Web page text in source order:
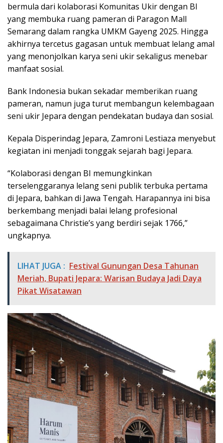
bermula dari kolaborasi Komunitas Ukir dengan BI
yang membuka ruang pameran di Paragon Mall
Semarang dalam rangka UMKM Gayeng 2025. Hingga
akhirnya tercetus gagasan untuk membuat lelang amal
yang menonjolkan karya seni ukir sekaligus menebar
manfaat sosial.
Bank Indonesia bukan sekadar memberikan ruang
pameran, namun juga turut membangun kelembagaan
seni ukir Jepara dengan pendekatan budaya dan sosial.
Kepala Disperindag Jepara, Zamroni Lestiaza menyebut
kegiatan ini menjadi tonggak sejarah bagi Jepara.
“Kolaborasi dengan BI memungkinkan
terselenggaranya lelang seni publik terbuka pertama
di Jepara, bahkan di Jawa Tengah. Harapannya ini bisa
berkembang menjadi balai lelang profesional
sebagaimana Christie’s yang berdiri sejak 1766,”
ungkapnya.
LIHAT JUGA : Festival Gunungan Desa Tahunan
Meriah, Bupati Jepara: Warisan Budaya Jadi Daya
Pikat Wisatawan